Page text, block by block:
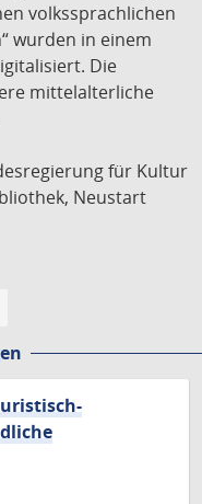
volkssprachlichen
wurden in einem
Die
mittelalterliche
für Kultur
Neustart